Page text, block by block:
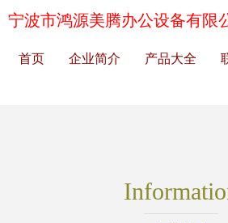
宁波市鸿源美腾办公设备有限
首页 企业简介 产品大全